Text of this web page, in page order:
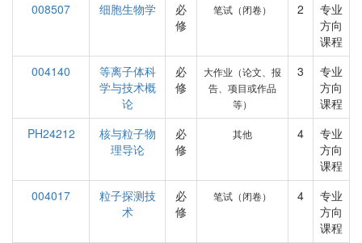
008507
细胞生物学
必
修
笔试（闭卷） 2
专业
方向
课程
004140
等离子体科
学与技术概
论
必
修
大作业（论文、报
告、项目或作品
等）
3
专业
方向
课程
PH24212
核与粒子物
理导论
必
修
其他 4
专业
方向
课程
004017
粒子探测技
术
必
修
笔试（闭卷） 4
专业
方向
课程